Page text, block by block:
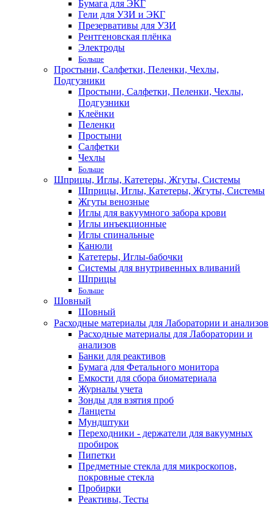
Бумага для ЭКГ
Гели для УЗИ и ЭКГ
Презервативы для УЗИ
Рентгеновская плёнка
Электроды
Больше
Простыни, Салфетки, Пеленки, Чехлы,
Подгузники
Простыни, Салфетки, Пеленки, Чехлы,
Подгузники
Клеёнки
Пеленки
Простыни
Салфетки
Чехлы
Больше
Шприцы, Иглы, Катетеры, Жгуты, Системы
Шприцы, Иглы, Катетеры, Жгуты, Системы
Жгуты венозные
Иглы для вакуумного забора крови
Иглы инъекционные
Иглы спинальные
Канюли
Катетеры, Иглы-бабочки
Системы для внутривенных вливаний
Шприцы
Больше
Шовный
Шовный
Расходные материалы для Лаборатории и анализов
Расходные материалы для Лаборатории и
анализов
Банки для реактивов
Бумага для Фетального монитора
Емкости для сбора биоматериала
Журналы учета
Зонды для взятия проб
Ланцеты
Мундштуки
Переходники - держатели для вакуумных
пробирок
Пипетки
Предметные стекла для микроскопов,
покровные стекла
Пробирки
Реактивы, Тесты